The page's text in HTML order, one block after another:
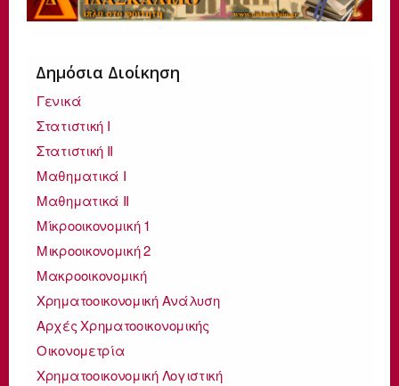
Δημόσια Διοίκηση
Γενικά
Στατιστική I
Στατιστική II
Μαθηματικά Ι
Μαθηματικά ΙΙ
Μίκροοικονομική 1
Μικροοικονομική 2
Μακροοικονομική
Χρηματοοικονομική Ανάλυση
Αρχές Χρηματοοικονομικής
Οικονομετρία
Χρηματοοικονομική Λογιστική